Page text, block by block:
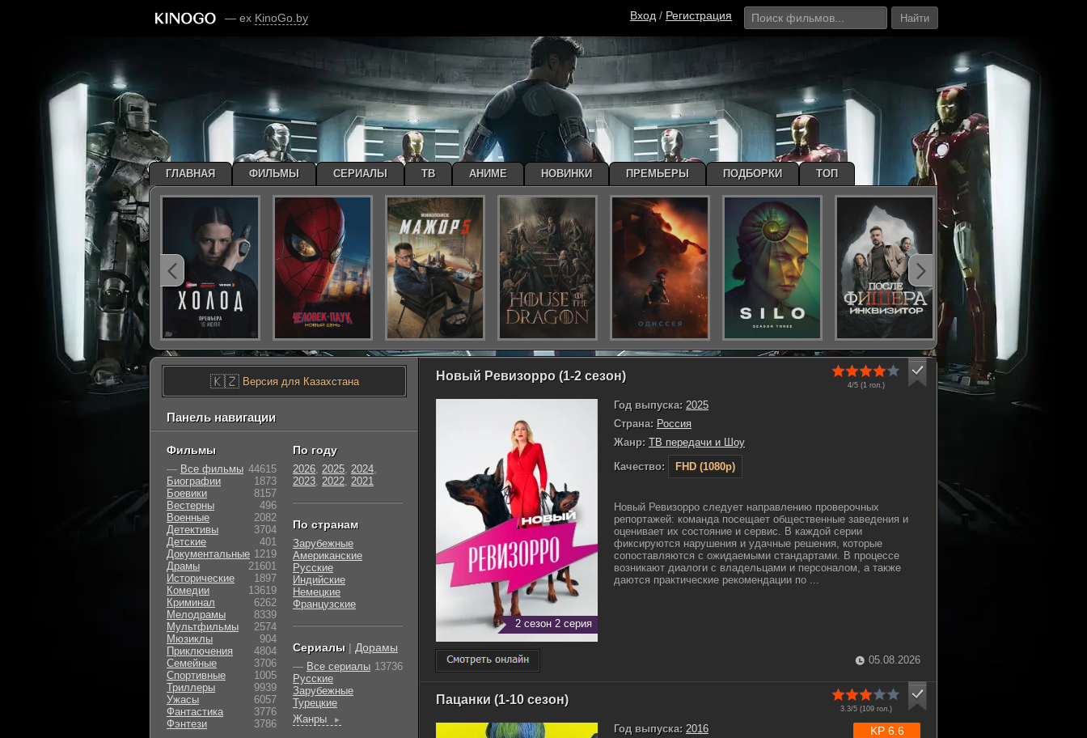
— ex KinoGo.by Вход / Регистрация Найти
Новый Ревизорро (1-2 сезон)
4/5 (1гол.)
2 сезон 2 серия
Год выпуска: 2025
Страна: Россия
Жанр: ТВ передачи и Шоу
Качество:
FHD (1080p)
Новый Ревизорро следует направлению проверочных
репортажей: команда посещает общественные заведения и
оценивает их состояние и сервис. В каждой серии
фиксируются нарушения и удачные решения, которые
сопоставляются с ожидаемыми стандартами. В процессе
возникают диалоги с владельцами и персоналом, а также
даются практические рекомендации по ...
05.08.2026
Пацанки (1-10 сезон)
3.3/5 (109гол.)
Год выпуска: 2016
KP 6.6
🇰🇿Версия для Казахстана
Панель навигации
Фильмы
— Все фильмы 44615
Биографии
1873
Боевики
8157
Вестерны
496
Военные
2082
Детективы
3704
Детские
401
Документальные 1219
Драмы
21601
Исторические
1897
Комедии
13619
Криминал
6262
Мелодрамы
8339
Мультфильмы
2574
Мюзиклы
904
Приключения
4804
Семейные
3706
Cпортивные
1005
Триллеры
9939
Ужасы
6057
Фантастика
3776
Фэнтези
3786
По году
2026, 2025, 2024,
2023, 2022, 2021
По странам
Зарубежные
Американские
Русские
Индийские
Немецкие
Французские
Сериалы | Дорамы
— Все сериалы 13736
Русские
Зарубежные
Турецкие
Жанры
►
ГЛАВНАЯ ФИЛЬМЫ СЕРИАЛЫ ТВ АНИМЕ НОВИНКИ ПРЕМЬЕРЫ ПОДБОРКИ ТОП